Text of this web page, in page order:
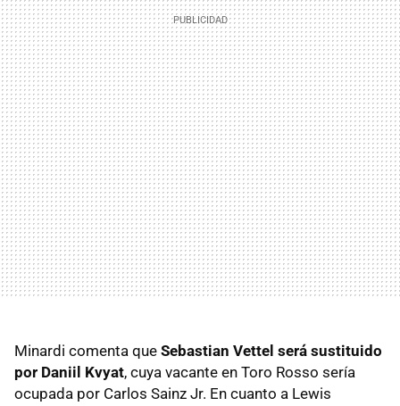
Minardi comenta que Sebastian Vettel será sustituido
por Daniil Kvyat, cuya vacante en Toro Rosso sería
ocupada por Carlos Sainz Jr. En cuanto a Lewis